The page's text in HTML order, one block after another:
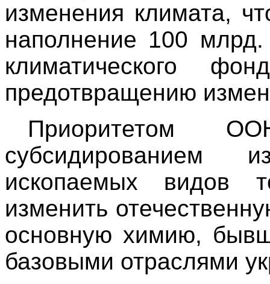
изменения климата,
наполнение 100
климатического
предотвращению
Приоритетом
субсидированием
ископаемых видов
изменить
основную химию,
базовыми отраслями